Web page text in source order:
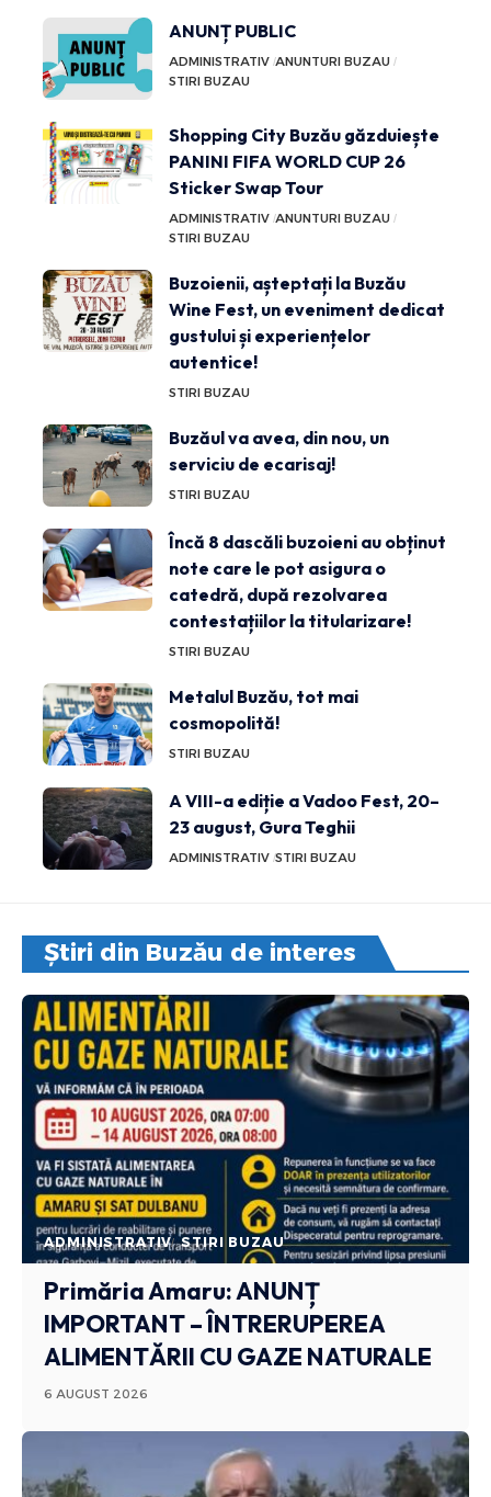
ANUNȚ PUBLIC
ADMINISTRATIV ANUNTURI BUZAU
STIRI BUZAU
Shopping City Buzău găzduiește
PANINI FIFA WORLD CUP 26
Sticker Swap Tour
ADMINISTRATIV ANUNTURI BUZAU
STIRI BUZAU
Buzoienii, așteptați la Buzău
Wine Fest, un eveniment dedicat
gustului și experiențelor
autentice!
STIRI BUZAU
Buzăul va avea, din nou, un
serviciu de ecarisaj!
STIRI BUZAU
Încă 8 dascăli buzoieni au obținut
note care le pot asigura o
catedră, după rezolvarea
contestațiilor la titularizare!
STIRI BUZAU
Metalul Buzău, tot mai
cosmopolită!
STIRI BUZAU
A VIII-a ediție a Vadoo Fest, 20–
23 august, Gura Teghii
ADMINISTRATIV STIRI BUZAU
Știri din Buzău de interes
ADMINISTRATIV STIRI BUZAU
Primăria Amaru: ANUNȚ
IMPORTANT – ÎNTRERUPEREA
ALIMENTĂRII CU GAZE NATURALE
6 AUGUST 2026